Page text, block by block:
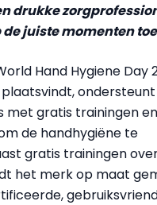
drukke
juiste momenten
Hand Hygiene Day
met gratis trainingen en
de handhygiëne te
gratis trainingen
het merk op maat